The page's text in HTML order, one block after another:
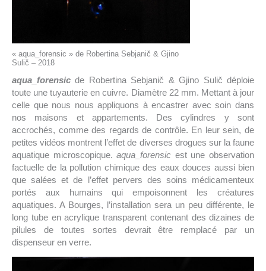
« aqua_forensic » de Robertina Sebjanič & Gjino
Sulič – 2018
aqua_forensic de Robertina Sebjanič & Gjino Sulič déploie
toute une tuyauterie en cuivre. Diamètre 22 mm. Mettant à jour
celle que nous nous appliquons à encastrer avec soin dans
nos maisons et appartements. Des cylindres y sont
accrochés, comme des regards de contrôle. En leur sein, de
petites vidéos montrent l’effet de diverses drogues sur la faune
aquatique microscopique.aqua_forensic est une observation
factuelle de la pollution chimique des eaux douces aussi bien
que salées et de l’effet pervers des soins médicamenteux
portés aux humains qui empoisonnent les créatures
aquatiques. A Bourges, l’installation sera un peu différente, le
long tube en acrylique transparent contenant des dizaines de
pilules de toutes sortes devrait être remplacé par un
dispenseur en verre.